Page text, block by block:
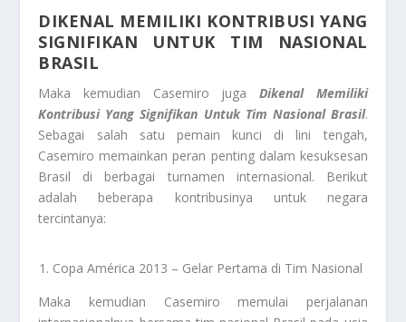
DIKENAL MEMILIKI KONTRIBUSI YANG
SIGNIFIKAN UNTUK TIM NASIONAL
BRASIL
Maka kemudian Casemiro juga Dikenal Memiliki
Kontribusi Yang Signifikan Untuk Tim Nasional Brasil.
Sebagai salah satu pemain kunci di lini tengah,
Casemiro memainkan peran penting dalam kesuksesan
Brasil di berbagai turnamen internasional. Berikut
adalah beberapa kontribusinya untuk negara
tercintanya:
Copa América 2013 – Gelar Pertama di Tim Nasional
Maka kemudian Casemiro memulai perjalanan